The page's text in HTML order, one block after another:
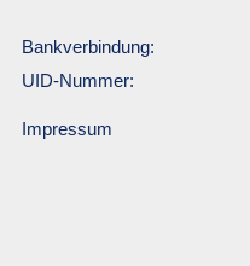
Bankverbindung:
UID-Nummer:
Impressum